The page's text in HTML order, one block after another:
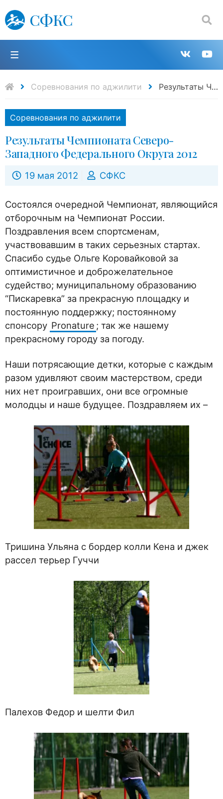
СФКС
Поиск:
в
Соревнования по аджилити Результаты Чемпионата Северо-Западного Федерального Округа 2012
Соревнования по аджилити
Результаты Чемпионата Северо-
Западного Федерального Округа 2012
19 мая 2012 СФКС
Состоялся очередной Чемпионат, являющийся
отборочным на Чемпионат России.
Поздравления всем спортсменам,
участвовавшим в таких серьезных стартах.
Спасибо судье Ольге Коровайковой за
оптимистичное и доброжелательное
судейство; муниципальному образованию
“Пискаревка” за прекрасную площадку и
постоянную поддержку; постоянному
спонсору Pronature ; так же нашему
прекрасному городу за погоду.
Наши потрясающие детки, которые с каждым
разом удивляют своим мастерством, среди
них нет проигравших, они все огромные
молодцы и наше будущее. Поздравляем их –
Тришина Ульяна с бордер колли Кена и джек
рассел терьер Гуччи
Палехов Федор и шелти Фил